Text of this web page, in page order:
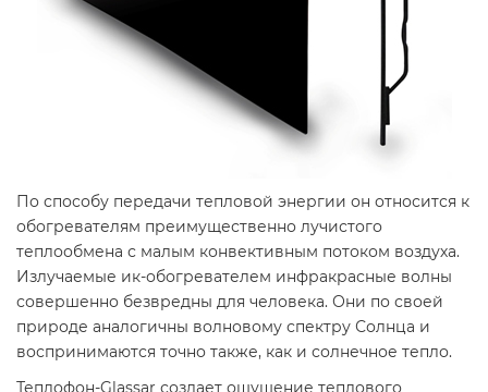
По способу передачи тепловой энергии он относится к
обогревателям преимущественно лучистого
теплообмена с малым конвективным потоком воздуха.
Излучаемые ик-обогревателем инфракрасные волны
совершенно безвредны для человека. Они по своей
природе аналогичны волновому спектру Солнца и
воспринимаются точно также, как и солнечное тепло.
Теплофон-Glassar создает ощущение теплового